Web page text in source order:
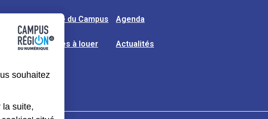
L’usine du Campus Agenda
Espaces à louer Actualités
souhaitez
la suite,